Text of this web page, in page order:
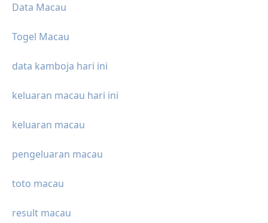
Data Macau
Togel Macau
data kamboja hari ini
keluaran macau hari ini
keluaran macau
pengeluaran macau
toto macau
result macau